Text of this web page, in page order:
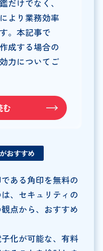
む
だけでなく、
より業務効率
。本記事で
成する場合の
力についてご
おすすめ
ある角印を無料の
、セキュリティの
点から、おすすめ
化が可能な、有料